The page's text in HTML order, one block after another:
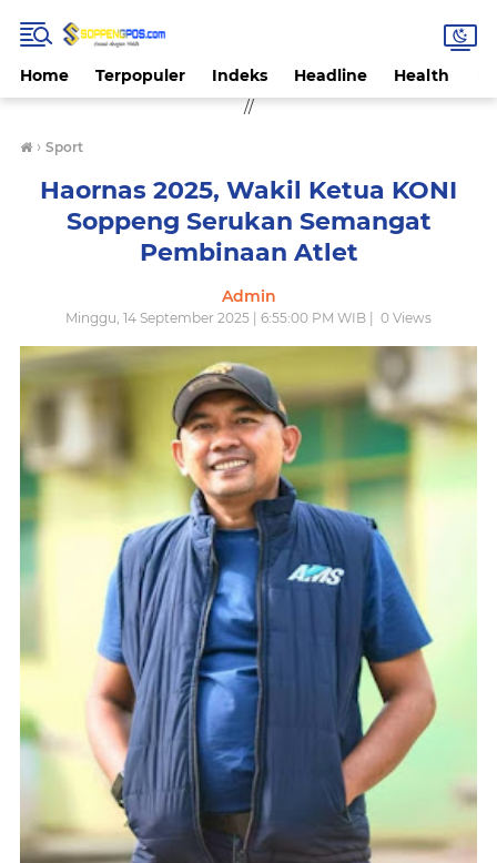
Home Terpopuler Indeks Headline Health
//
› Sport
Haornas 2025, Wakil Ketua KONI
Soppeng Serukan Semangat
Pembinaan Atlet
Admin
Minggu, 14 September 2025 | 6:55:00 PM WIB | 0 Views